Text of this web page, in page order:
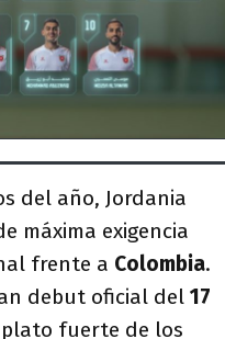
del año, Jordania
máxima exigencia
frente a Colombia.
debut oficial del 17
plato fuerte de los